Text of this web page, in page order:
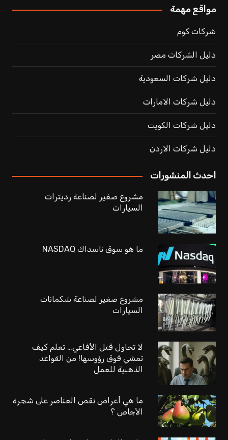
مواقع مهمة
شركات كوم
دليل الشركات مصر
دليل شركات السعودية
دليل شركات الامارات
دليل شركات الكويت
دليل شركات الاردن
احدث المنشورات
مشروع صغير لصناعة رديترات
السيارات
ما هو سوق ناسداك NASDAQ
مشروع صغير لصناعة شكمانات
السيارات
لا تحاول قتل الأفاعي… تعلم كيف
تمشي فوق رؤوسها! من القواعد
الذهبية للعمل
ما هي أعراض نقص العناصر على شجرة
الأجاص ؟